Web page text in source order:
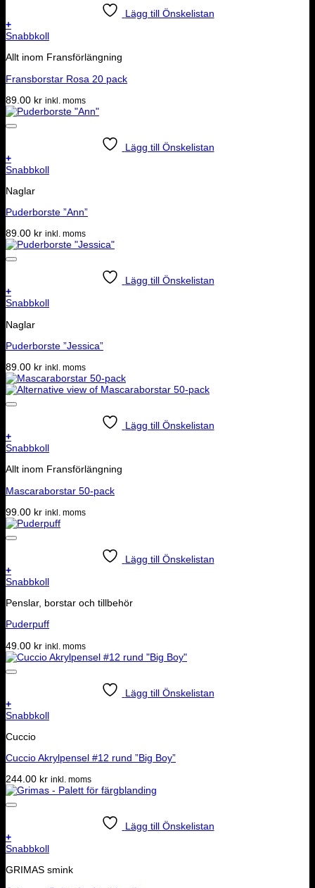
Lägg till Önskelistan
+
Snabbkoll
Allt inom Fransförlängning
Fransborstar Rosa 20 pack
89.00 kr inkl. moms
Lägg till Önskelistan
+
Snabbkoll
Naglar
Puderborste ”Ann”
89.00 kr inkl. moms
Lägg till Önskelistan
+
Snabbkoll
Naglar
Puderborste ”Jessica”
89.00 kr inkl. moms
Lägg till Önskelistan
+
Snabbkoll
Allt inom Fransförlängning
Mascaraborstar 50-pack
99.00 kr inkl. moms
Lägg till Önskelistan
+
Snabbkoll
Penslar, borstar och tillbehör
Puderpuff
49.00 kr inkl. moms
Lägg till Önskelistan
+
Snabbkoll
Cuccio
Cuccio Akrylpensel #12 rund ”Big Boy”
244.00 kr inkl. moms
Lägg till Önskelistan
+
Snabbkoll
GRIMAS smink